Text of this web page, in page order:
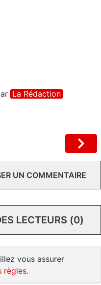
La Rédaction
UN COMMENTAIRE
LECTEURS (0)
vous assurer
règles.